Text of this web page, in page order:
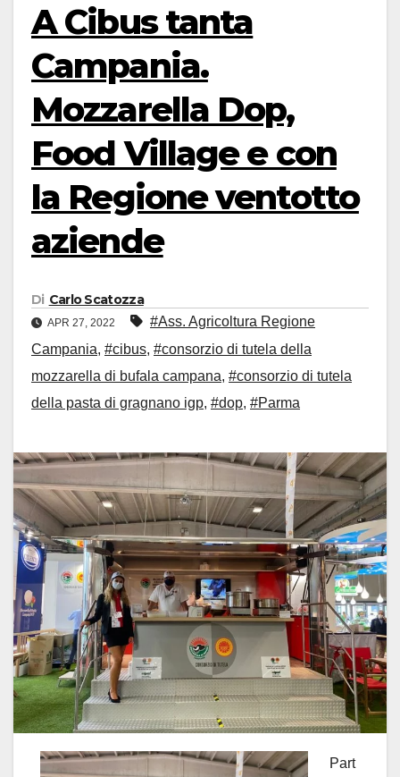
A Cibus tanta
Campania.
Mozzarella Dop,
Food Village e con
la Regione ventotto
aziende
Di Carlo Scatozza
APR 27, 2022
#Ass. Agricoltura Regione
Campania, #cibus, #consorzio di tutela della
mozzarella di bufala campana, #consorzio di tutela
della pasta di gragnano igp, #dop, #Parma
Part